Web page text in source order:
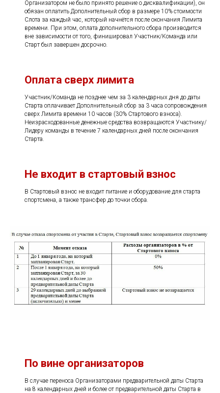
Организатором не было принято решение о дисквалификации), он
обязан оплатить Дополнительный сбор в размере 10% стоимости
Слота за каждый час, который начнётся после окончания Лимита
времени. При этом, оплата дополнительного сбора производится
вне зависимости от того, финишировал Участник/Команда или
Старт был завершен досрочно.
Оплата сверх лимита
Участник/Команда не позднее чем за 3 календарных дня до даты
Старта оплачивает Дополнительный сбор за 3 часа сопровождения
сверх Лимита времени 10 часов (30% Стартового взноса).
Неизрасходованные денежные средства возвращаются Участнику/
Лидеру команды в течение 7 календарных дней после окончания
Старта.
Не входит в стартовый взнос
В Стартовый взнос не входит питание и оборудование для старта
спортсмена, а также трансфер до точки сбора.
По вине организаторов
В случае переноса Организаторами предварительной даты Старта
на 8 календарных дней и более от предварительной даты Старта в